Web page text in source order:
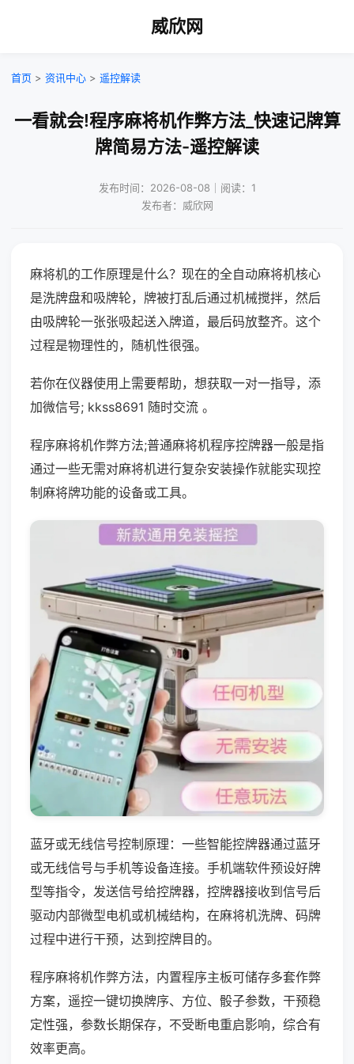
威欣网
首页 > 资讯中心 > 遥控解读
一看就会!程序麻将机作弊方法_快速记牌算
牌简易方法-遥控解读
发布时间：2026-08-08｜阅读：1
发布者：威欣网
麻将机的工作原理是什么？现在的全自动麻将机核心
是洗牌盘和吸牌轮，牌被打乱后通过机械搅拌，然后
由吸牌轮一张张吸起送入牌道，最后码放整齐。这个
过程是物理性的，随机性很强。
若你在仪器使用上需要帮助，想获取一对一指导，添
加微信号; kkss8691 随时交流 。
程序麻将机作弊方法;普通麻将机程序控牌器一般是指
通过一些无需对麻将机进行复杂安装操作就能实现控
制麻将牌功能的设备或工具。
蓝牙或无线信号控制原理：一些智能控牌器通过蓝牙
或无线信号与手机等设备连接。手机端软件预设好牌
型等指令，发送信号给控牌器，控牌器接收到信号后
驱动内部微型电机或机械结构，在麻将机洗牌、码牌
过程中进行干预，达到控牌目的。
程序麻将机作弊方法，内置程序主板可储存多套作弊
方案，遥控一键切换牌序、方位、骰子参数，干预稳
定性强，参数长期保存，不受断电重启影响，综合有
效率更高。